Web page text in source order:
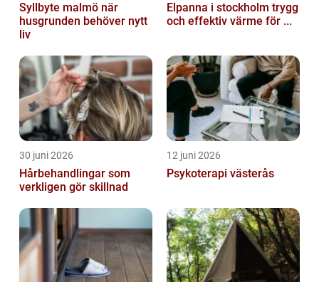
Syllbyte malmö när
husgrunden behöver nytt
liv
Elpanna i stockholm trygg
och effektiv värme för ...
30 juni 2026
Hårbehandlingar som
verkligen gör skillnad
12 juni 2026
Psykoterapi västerås